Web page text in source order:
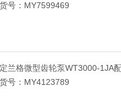
号：MY7599469
兰格微型齿轮泵WT3000-1JA
号：MY4123789